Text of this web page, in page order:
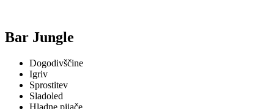
Bar Jungle
Dogodivščine
Igriv
Sprostitev
Sladoled
Hladne pijače